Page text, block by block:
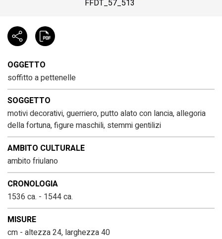
FFDT_57_513
OGGETTO
soffitto a pettenelle
SOGGETTO
motivi decorativi, guerriero, putto alato con lancia, allegoria
della fortuna, figure maschili, stemmi gentilizi
AMBITO CULTURALE
ambito friulano
CRONOLOGIA
1536 ca. - 1544 ca.
MISURE
cm - altezza 24, larghezza 40